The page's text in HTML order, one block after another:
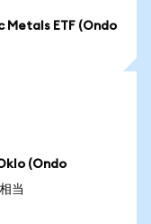
Metals ETF (Ondo
(Ondo
当